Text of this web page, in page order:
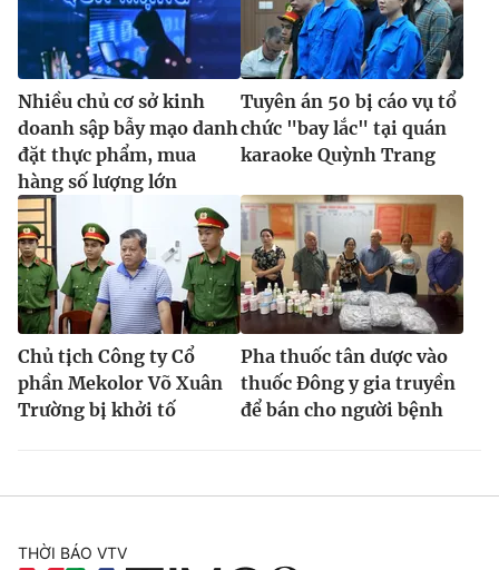
Nhiều chủ cơ sở kinh
doanh sập bẫy mạo danh
đặt thực phẩm, mua
hàng số lượng lớn
Tuyên án 50 bị cáo vụ tổ
chức "bay lắc" tại quán
karaoke Quỳnh Trang
Chủ tịch Công ty Cổ
phần Mekolor Võ Xuân
Trường bị khởi tố
Pha thuốc tân dược vào
thuốc Đông y gia truyền
để bán cho người bệnh
THỜI BÁO VTV